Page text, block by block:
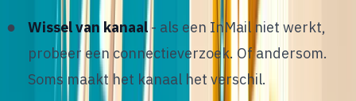
Wissel van kanaal - als een InMail niet werkt,
probeer een connectieverzoek. Of andersom.
Soms maakt het kanaal het verschil.